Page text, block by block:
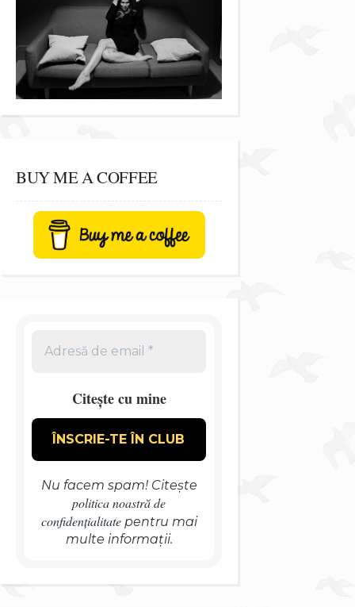
BUY ME A COFFEE
Citește cu mine
Nu facem spam! Citește
politica noastră de
confidențialitatepentru mai
multe informații.